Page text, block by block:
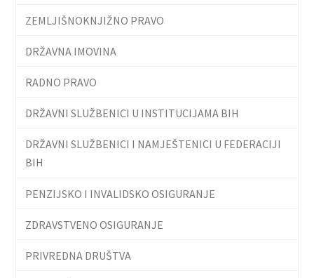
ZEMLJIŠNOKNJIŽNO PRAVO
DRŽAVNA IMOVINA
RADNO PRAVO
DRŽAVNI SLUŽBENICI U INSTITUCIJAMA BIH
DRŽAVNI SLUŽBENICI I NAMJEŠTENICI U FEDERACIJI
BIH
PENZIJSKO I INVALIDSKO OSIGURANJE
ZDRAVSTVENO OSIGURANJE
PRIVREDNA DRUŠTVA